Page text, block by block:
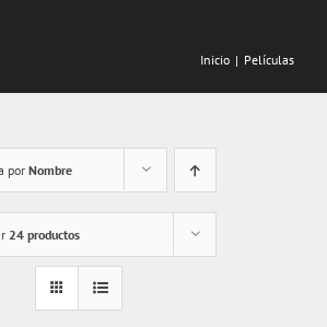
Inicio Películas
porNombre
24 productos